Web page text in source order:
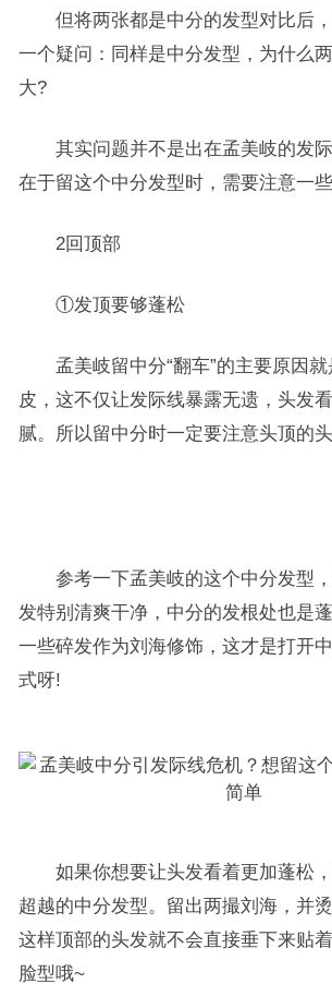
但将两张都是中分的发型对比后，
一个疑问：同样是中分发型，为什么
大?
其实问题并不是出在孟美岐的发际
在于留这个中分发型时，需要注意一
2回顶部
①发顶要够蓬松
孟美岐留中分“翻车”的主要原因就
皮，这不仅让发际线暴露无遗，头发
腻。所以留中分时一定要注意头顶的
参考一下孟美岐的这个中分发型，
发特别清爽干净，中分的发根处也是
一些碎发作为刘海修饰，这才是打开
式呀!
如果你想要让头发看着更加蓬松，
超越的中分发型。留出两撮刘海，并
这样顶部的头发就不会直接垂下来贴
脸型哦~